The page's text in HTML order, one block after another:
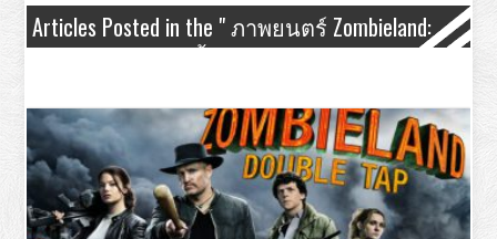
Articles Posted in the " ภาพยนตร์ Zombieland:
Double Tap – ซอมบี้แลนด์ แก๊งซ่าส์ล่าล้าง